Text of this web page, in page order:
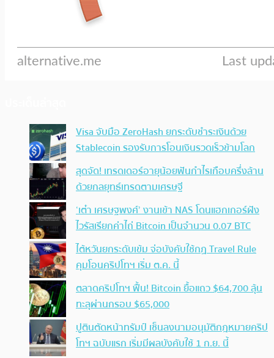
Visa จับมือ ZeroHash ยกระดับชำระเงินด้วย
Stablecoin รองรับการโอนเงินรวดเร็วข้ามโลก
สุดจัด! เทรดเดอร์อายุน้อยฟันกำไรเกือบครึ่งล้าน
ด้วยกลยุทธ์เทรดตามเศรษฐี
‘เต๋า เศรษฐพงศ์’ งานเข้า NAS โดนแฮกเกอร์ฝัง
ไวรัสเรียกค่าไถ่ Bitcoin เป็นจำนวน 0.07 BTC
ไต้หวันยกระดับเข้ม จ่อบังคับใช้กฏ Travel Rule
คุมโอนคริปโทฯ เริ่ม ต.ค. นี้
ตลาดคริปโทฯ ฟื้น! Bitcoin ยื้อแถว $64,700 ลุ้น
ทะลุผ่านกรอบ $65,000
ปูตินตัดหน้าทรัมป์ เซ็นลงนามอนุมัติกฎหมายคริป
โทฯ ฉบับแรก เริ่มมีผลบังคับใช้ 1 ก.ย. นี้